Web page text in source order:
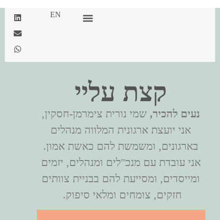
EN
קצת עליי
נעים להכיר, שמי נורית צימרמן-חסקין,
אני יועצת ארגונית המלווה מנהלים
בארגונים, ומשמשת להם כאשת אמון.
אני עובדת עם מנכ"לים ומנהלים, יזמים
ומייסדים, ומסייעת להם בבניית צוותים
חזקים, צומחים ומלאי סיפוק.